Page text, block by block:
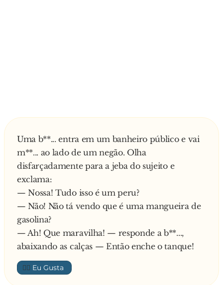
Uma b**... entra em um banheiro público e vai
m**... ao lado de um negão. Olha
disfarçadamente para a jeba do sujeito e
exclama:
— Nossa! Tudo isso é um peru?
— Não! Não tá vendo que é uma mangueira de
gasolina?
— Ah! Que maravilha! — responde a b**...,
abaixando as calças — Então enche o tanque!
👍🏼